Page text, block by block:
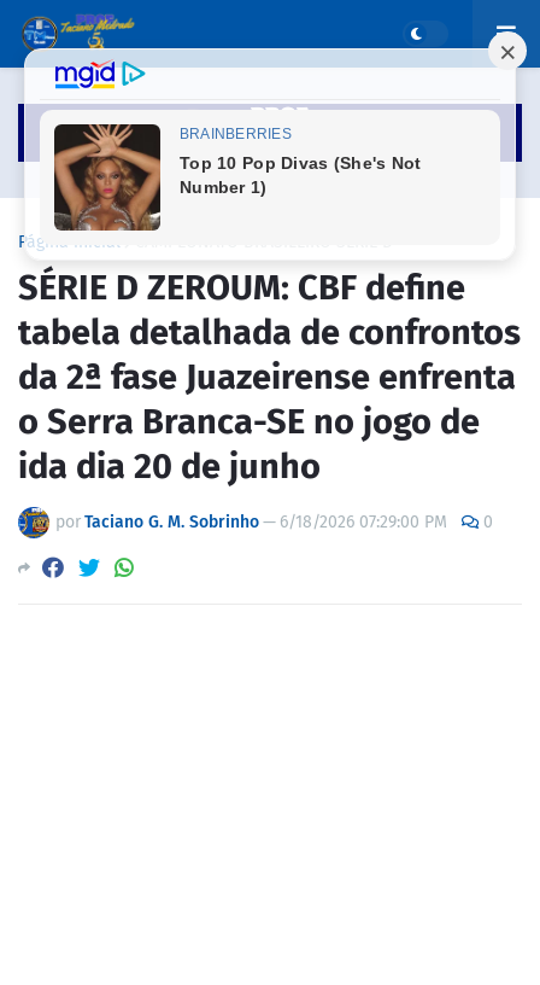
Página inicial
SÉRIE D ZEROUM: CBF define
tabela detalhada de confrontos
da 2ª fase Juazeirense enfrenta
o Serra Branca-SE no jogo de
ida dia 20 de junho
porTaciano G. M. Sobrinho— 6/18/2026 07:29:00 PM 0